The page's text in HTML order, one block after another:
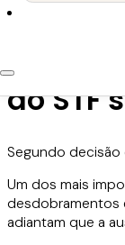
3 de fevereiro de
do STF
Segundo decisão
Um dos mais
desdobramentos
adiantam que a